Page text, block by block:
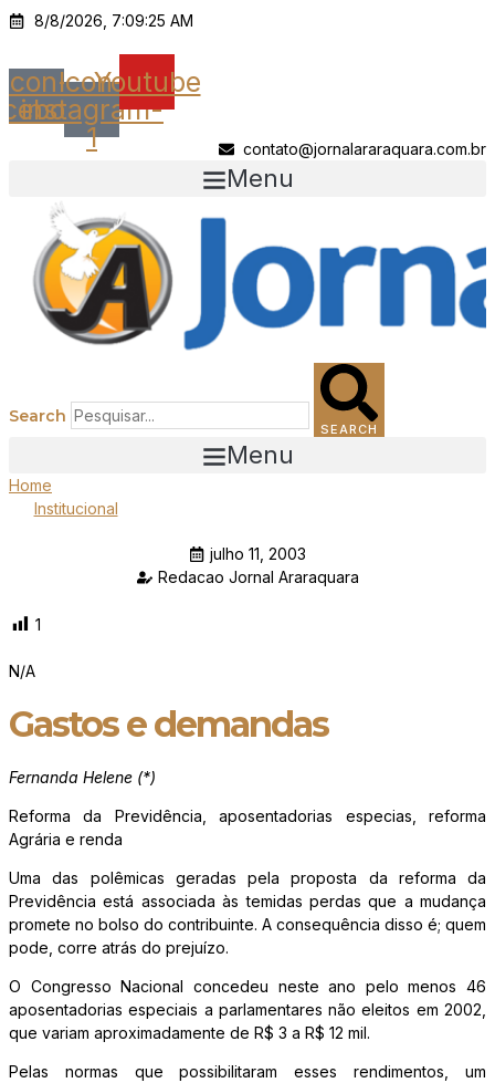
Ir
o
conteúdo
8/8/2026, 7:09:25 AM
Icon-Icon-
instagram-
1
Youtube
contato@jornalararaquara.com.br
Menu
Search
SEARCH
Menu
Home
Institucional
julho 11, 2003
Redacao Jornal Araraquara
1
N/A
Gastos e demandas
Fernanda Helene (*)
Reforma da Previdência, aposentadorias especias, reforma
Agrária e renda
Uma das polêmicas geradas pela proposta da reforma da
Previdência está associada às temidas perdas que a mudança
promete no bolso do contribuinte. A consequência disso é; quem
pode, corre atrás do prejuízo.
O Congresso Nacional concedeu neste ano pelo menos 46
aposentadorias especiais a parlamentares não eleitos em 2002,
que variam aproximadamente de R$ 3 a R$ 12 mil.
Pelas normas que possibilitaram esses rendimentos, um